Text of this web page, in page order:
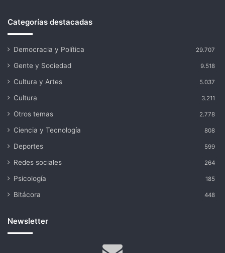
Categorías destacadas
Democracia y Política 29.707
Gente y Sociedad 9.518
Cultura y Artes 5.037
Cultura 3.211
Otros temas 2.778
Ciencia y Tecnología 808
Deportes 599
Redes sociales 264
Psicología 185
Bitácora 448
Newsletter